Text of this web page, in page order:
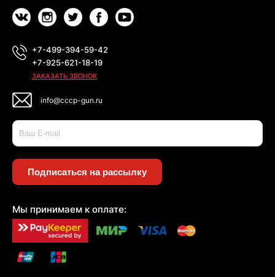
+7-499-394-59-42
+7-925-621-18-19
ЗАКАЗАТЬ ЗВОНОК
info@cccp-gun.ru
Подписаться на рассылку
Мы принимаем к оплате: